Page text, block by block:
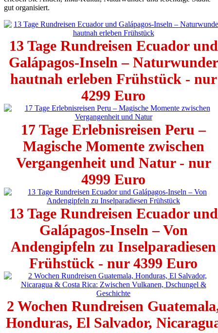
gut organisiert.
13 Tage Rundreisen Ecuador und
Galápagos-Inseln – Naturwunder
hautnah erleben Frühstück - nur
4299 Euro
17 Tage Erlebnisreisen Peru –
Magische Momente zwischen
Vergangenheit und Natur - nur
4999 Euro
13 Tage Rundreisen Ecuador und
Galápagos-Inseln – Von
Andengipfeln zu Inselparadiesen
Frühstück - nur 4399 Euro
2 Wochen Rundreisen
Honduras, El Salvador,